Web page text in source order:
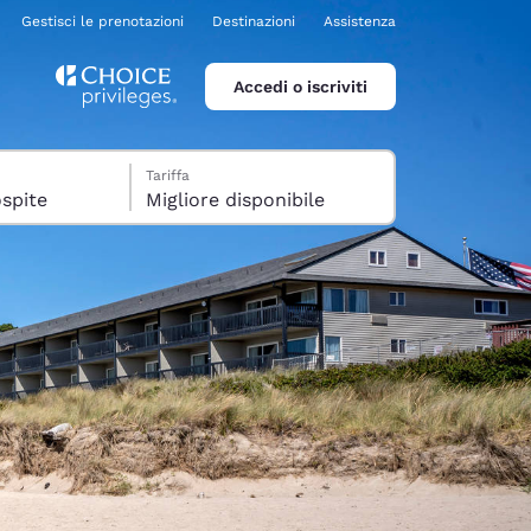
Gestisci le prenotazioni Destinazioni Assistenza
Accedi o iscriviti
1 ospite
Tariffa
Migliore disponibile